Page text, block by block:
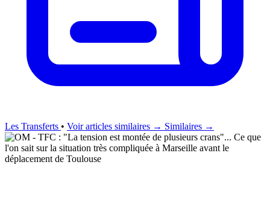
Les Transferts • Voir articles similaires → Similaires →